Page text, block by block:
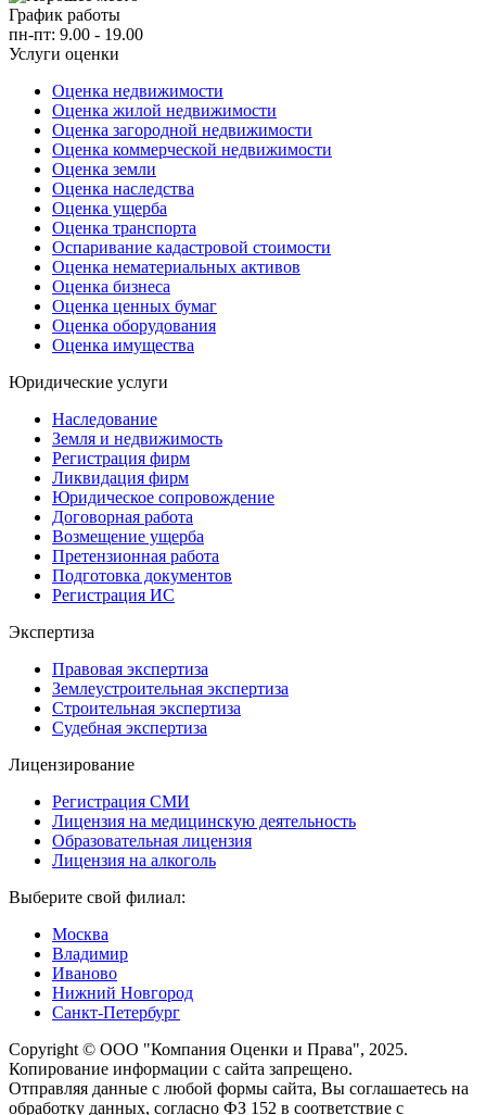
График работы
пн-пт: 9.00 - 19.00
Услуги оценки
Оценка недвижимости
Оценка жилой недвижимости
Оценка загородной недвижимости
Оценка коммерческой недвижимости
Оценка земли
Оценка наследства
Оценка ущерба
Оценка транспорта
Оспаривание кадастровой стоимости
Оценка нематериальных активов
Оценка бизнеса
Оценка ценных бумаг
Оценка оборудования
Оценка имущества
Юридические услуги
Наследование
Земля и недвижимость
Регистрация фирм
Ликвидация фирм
Юридическое сопровождение
Договорная работа
Возмещение ущерба
Претензионная работа
Подготовка документов
Регистрация ИС
Экспертиза
Правовая экспертиза
Землеустроительная экспертиза
Строительная экспертиза
Судебная экспертиза
Лицензирование
Регистрация СМИ
Лицензия на медицинскую деятельность
Образовательная лицензия
Лицензия на алкоголь
Выберите свой филиал:
Москва
Владимир
Иваново
Нижний Новгород
Санкт-Петербург
Copyright © ООО "Компания Оценки и Права", 2025.
Копирование информации с сайта запрещено.
Отправляя данные с любой формы сайта, Вы соглашаетесь на
обработку данных, согласно ФЗ 152 в соответствие с